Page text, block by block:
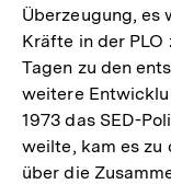
Überzeugung, es
Kräfte in der
Tagen zu den
weitere
1973 das SED-
weilte, kam es zu
über die